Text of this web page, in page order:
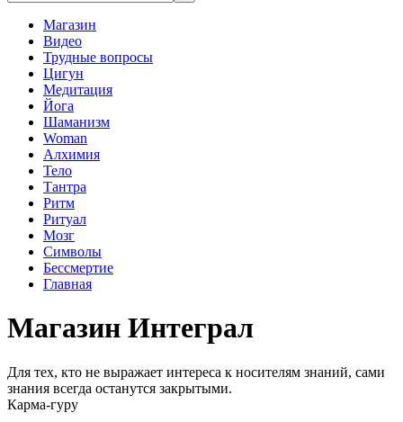
Магазин
Видео
Трудные вопросы
Цигун
Медитация
Йога
Шаманизм
Woman
Алхимия
Тело
Тантра
Ритм
Ритуал
Мозг
Символы
Бессмертие
Главная
Магазин Интеграл
Для тех, кто не выражает интереса к носителям знаний, сами
знания всегда останутся закрытыми.
Карма-гуру